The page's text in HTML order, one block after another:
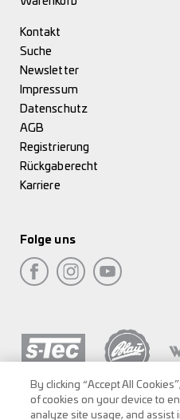
Kontakt
Suche
Newsletter
Impressum
Datenschutz
AGB
Registrierung
Rückgaberecht
Karriere
Folge uns
By clicking “Accept All
of cookies on your device to
analyze site usage, and assist